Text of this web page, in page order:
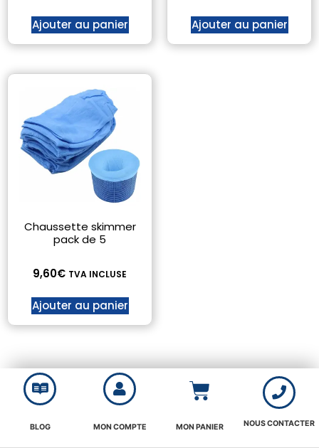
Ajouter au panier Ajouter au panier
Chaussette skimmer
pack de 5
9,60€ TVA INCLUSE
Ajouter au panier
BLOG MON COMPTE MON PANIER NOUS CONTACTER